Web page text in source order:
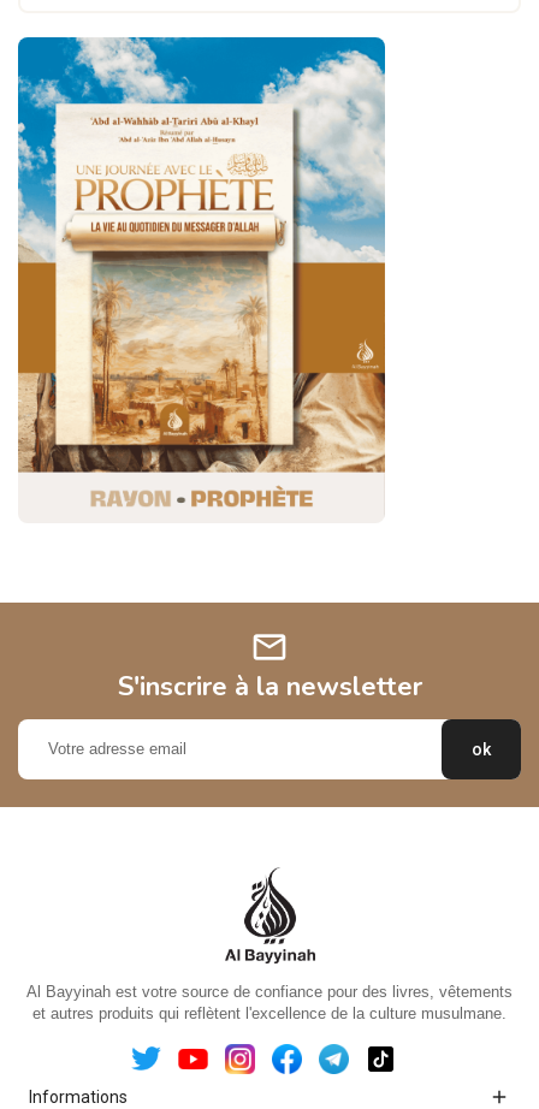
mail
S'inscrire à la newsletter
Al Bayyinah est votre source de confiance pour des livres, vêtements
et autres produits qui reflètent l'excellence de la culture musulmane.
Informations 